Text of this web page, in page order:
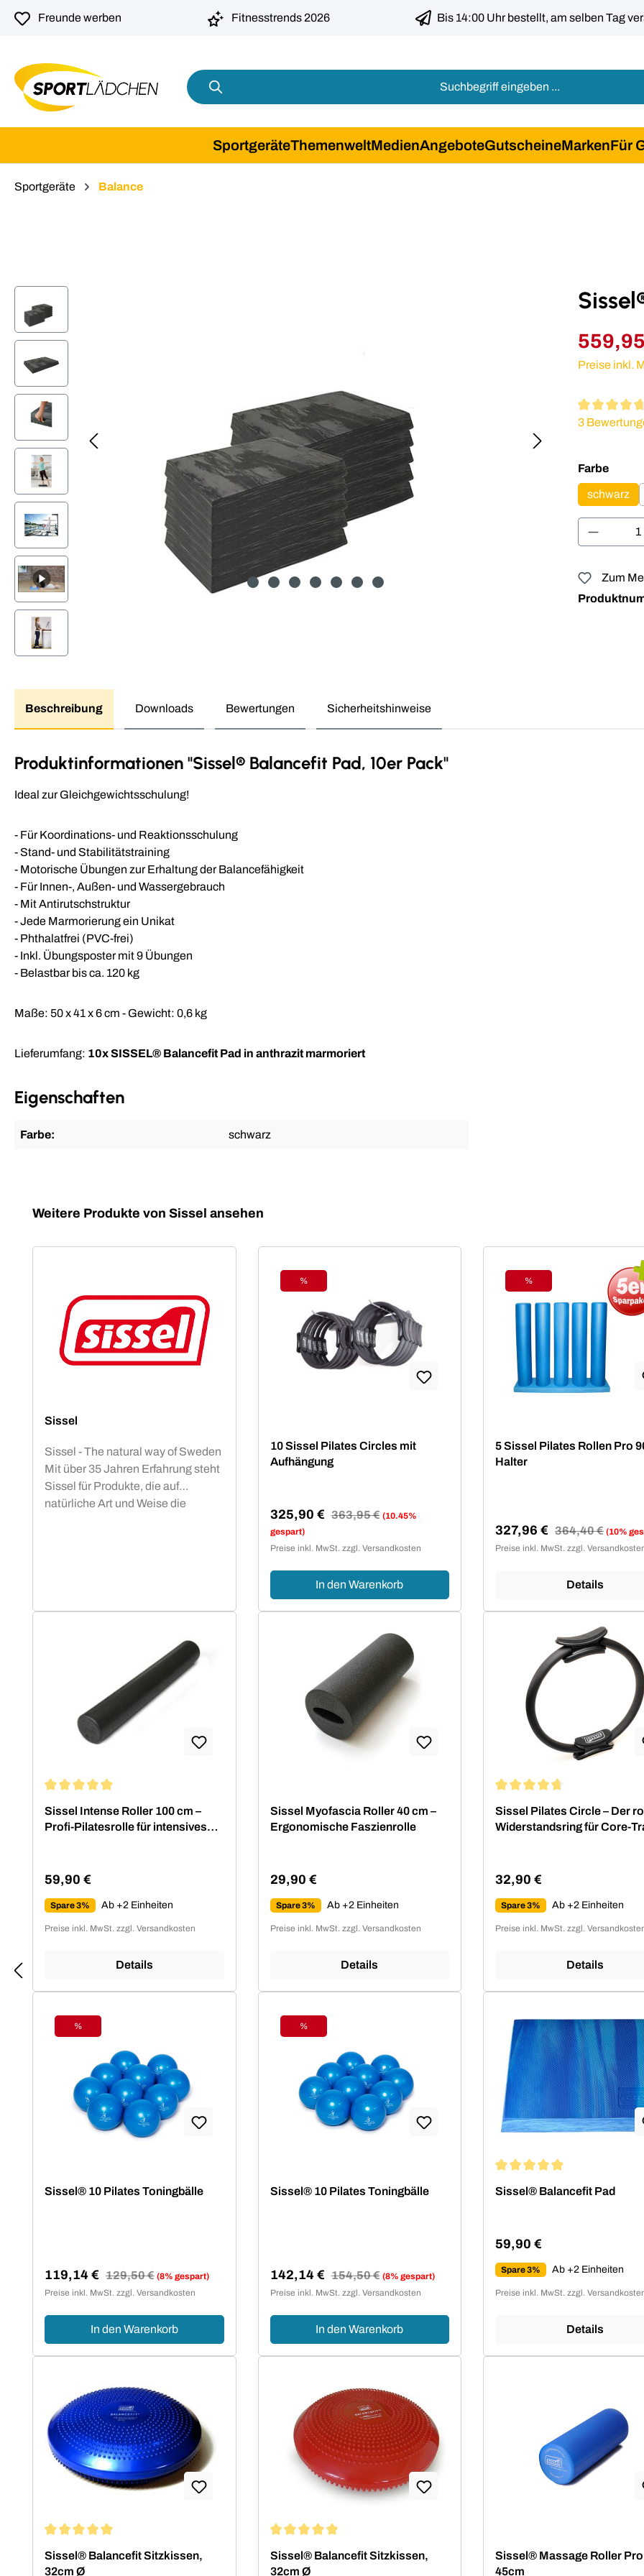
Zur Hauptnavigation springen
Freunde werben Fitnesstrends 2026 Bis 14:00 Uhr bestellt, am selben Tag
SportgeräteThemenweltMedienAngeboteGutscheineMarkenFür
Sportgeräte Balance
Preise inkl.
3
Farbe
schwarz
Zum
Beschreibung Downloads Bewertungen Sicherheitshinweise
Produktinformationen "Sissel® Balancefit Pad, 10er Pack"
Ideal zur Gleichgewichtsschulung!
- Für Koordinations- und Reaktionsschulung
- Stand- und Stabilitätstraining
- Motorische Übungen zur Erhaltung der Balancefähigkeit
- Für Innen-, Außen- und Wassergebrauch
- Mit Antirutschstruktur
- Jede Marmorierung ein Unikat
- Phthalatfrei (PVC-frei)
- Inkl. Übungsposter mit 9 Übungen
- Belastbar bis ca. 120 kg
Maße: 50 x 41 x 6 cm - Gewicht: 0,6 kg
Lieferumfang: 10x SISSEL® Balancefit Pad in anthrazit marmoriert
Eigenschaften
Farbe: schwarz
Produktgalerie überspringen
Weitere Produkte von Sissel ansehen
Sissel
Sissel - The natural way of Sweden
Mit über 35 Jahren Erfahrung steht
Sissel für Produkte, die auf
natürliche Art und Weise die
SitFit 2000er Jahre: "gesund
bewegen" - Pilates Equipment
2010er Jahre: "wohlfühlen" -
Myofascia-Training2020er Jahre:
Kombination der Themenwelten
Rabatt
%
10 Sissel Pilates Circles mit
Aufhängung
Verkaufspreis:
325,90 € Regulärer Preis:
363,95 € (10.45%
gespart)
Preise inkl. MwSt. zzgl. Versandkosten
In den Warenkorb
Rabatt
%
5 Sissel Pilates Rollen Pro
Halter
Verkaufspreis:
327,96 € Regulärer Preis:
364,40 € (10%
Preise inkl. MwSt. zzgl.
Details
Sissel Intense Roller 100 cm –
Profi-Pilatesrolle für intensives
Regulärer Preis:
59,90 €
Spare 3% Ab +2 Einheiten
Preise inkl. MwSt. zzgl. Versandkosten
Details
Sissel Myofascia Roller 40 cm –
Ergonomische Faszienrolle
Regulärer Preis:
29,90 €
Spare 3% Ab +2 Einheiten
Preise inkl. MwSt. zzgl. Versandkosten
Details
Sissel Pilates Circle – Der
Widerstandsring für Core-
Regulärer Preis:
32,90 €
Spare 3% Ab +2 Einheiten
Preise inkl. MwSt. zzgl.
Details
Rabatt
%
Sissel® 10 Pilates Toningbälle
Verkaufspreis:
119,14 € Regulärer Preis:
129,50 € (8% gespart)
Preise inkl. MwSt. zzgl. Versandkosten
In den Warenkorb
Rabatt
%
Sissel® 10 Pilates Toningbälle
Verkaufspreis:
142,14 € Regulärer Preis:
154,50 € (8% gespart)
Preise inkl. MwSt. zzgl. Versandkosten
In den Warenkorb
Sissel® Balancefit Pad
Regulärer Preis:
59,90 €
Spare 3% Ab +2 Einheiten
Preise inkl. MwSt. zzgl.
Details
Sissel® Balancefit Sitzkissen,
32cm Ø
Sissel® Balancefit Sitzkissen,
32cm Ø
Sissel® Massage Roller Pro
45cm